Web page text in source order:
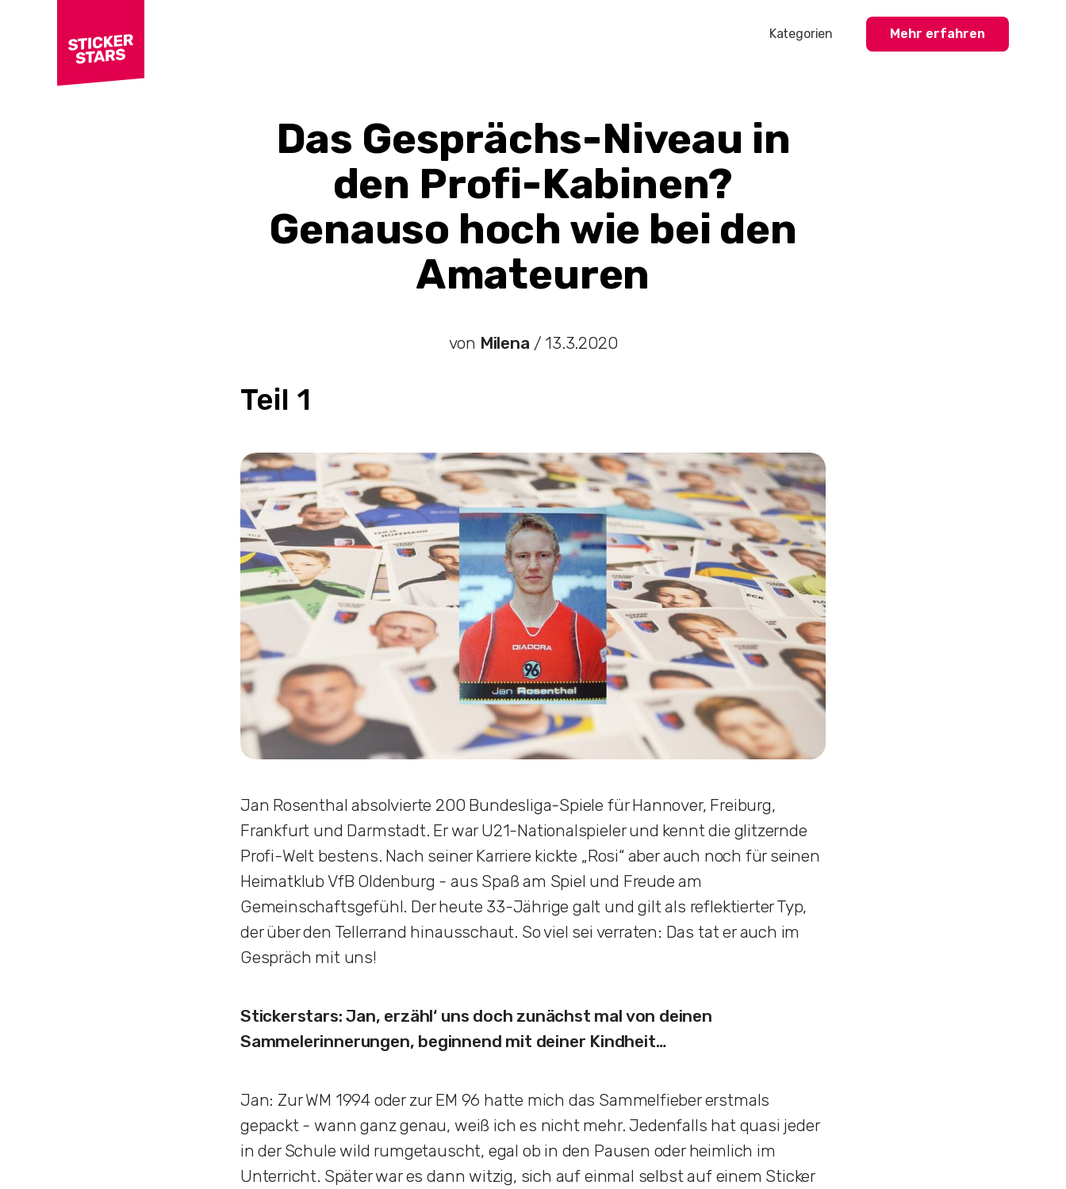
Kategorien Mehr erfahren
Das Gesprächs-Niveau in
den Profi-Kabinen?
Genauso hoch wie bei den
Amateuren
von Milena / 13.3.2020
Teil 1
Jan Rosenthal absolvierte 200 Bundesliga-Spiele für Hannover, Freiburg,
Frankfurt und Darmstadt. Er war U21-Nationalspieler und kennt die glitzernde
Profi-Welt bestens. Nach seiner Karriere kickte „Rosi“ aber auch noch für seinen
Heimatklub VfB Oldenburg - aus Spaß am Spiel und Freude am
Gemeinschaftsgefühl. Der heute 33-Jährige galt und gilt als reflektierter Typ,
der über den Tellerrand hinausschaut. So viel sei verraten: Das tat er auch im
Gespräch mit uns!
Stickerstars: Jan, erzähl‘ uns doch zunächst mal von deinen
Sammelerinnerungen, beginnend mit deiner Kindheit…
Jan: Zur WM 1994 oder zur EM 96 hatte mich das Sammelfieber erstmals
gepackt - wann ganz genau, weiß ich es nicht mehr. Jedenfalls hat quasi jeder
in der Schule wild rumgetauscht, egal ob in den Pausen oder heimlich im
Unterricht. Später war es dann witzig, sich auf einmal selbst auf einem Sticker